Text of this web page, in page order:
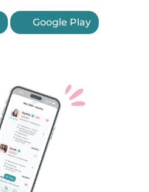
Google Play